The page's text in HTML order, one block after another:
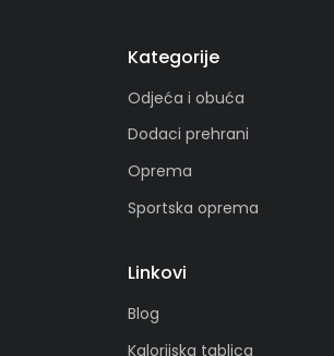
Kategorije
Odjeća i obuća
Dodaci prehrani
Oprema
Sportska oprema
Linkovi
Blog
Kalorijska tablica